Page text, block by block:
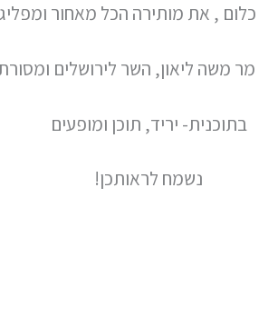
, את מותירה הכל מאחור
משה ליאון, השר לירושלים
בתוכנית- יריד, תוכן ומופעים
נשמח לראותכן!